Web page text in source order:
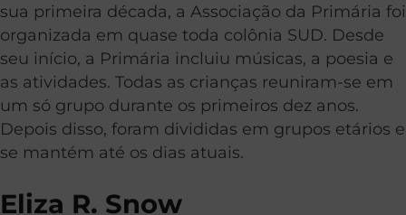
sua primeira década, a Associação da Primária foi
organizada em quase toda colônia SUD. Desde
seu início, a Primária incluiu músicas, a poesia e
as atividades. Todas as crianças reuniram-se em
um só grupo durante os primeiros dez anos.
Depois disso, foram divididas em grupos etários e
se mantém até os dias atuais.
Eliza R. Snow